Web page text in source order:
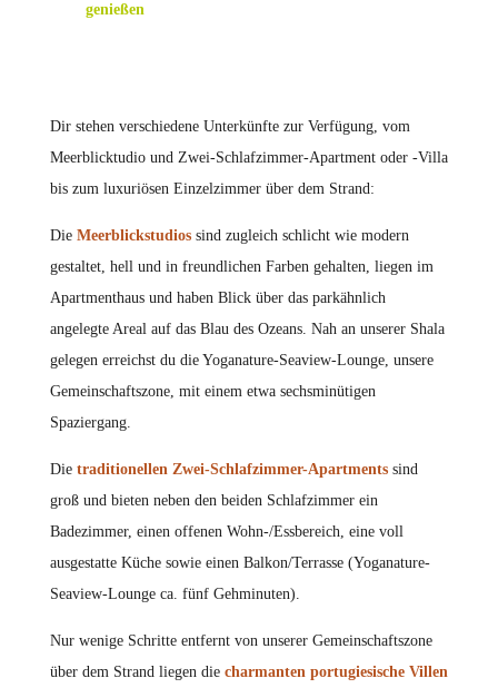
genießen
Dir stehen verschiedene Unterkünfte zur Verfügung, vom
Meerblicktudio und Zwei-Schlafzimmer-Apartment oder -Villa
bis zum luxuriösen Einzelzimmer über dem Strand:
Die Meerblickstudios sind zugleich schlicht wie modern
gestaltet, hell und in freundlichen Farben gehalten, liegen im
Apartmenthaus und haben Blick über das parkähnlich
angelegte Areal auf das Blau des Ozeans. Nah an unserer Shala
gelegen erreichst du die Yoganature-Seaview-Lounge, unsere
Gemeinschaftszone, mit einem etwa sechsminütigen
Spaziergang.
Die traditionellen Zwei-Schlafzimmer-Apartmentssind
groß und bieten neben den beiden Schlafzimmer ein
Badezimmer, einen offenen Wohn-/Essbereich, eine voll
ausgestatte Küche sowie einen Balkon/Terrasse (Yoganature-
Seaview-Lounge ca. fünf Gehminuten).
Nur wenige Schritte entfernt von unserer Gemeinschaftszone
über dem Strand liegen die charmanten portugiesische Villen